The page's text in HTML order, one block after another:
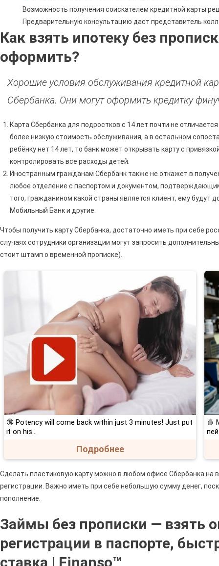
Возможность получения соискателем кредитной карты
Предварительную консультацию даст представитель
Как взять ипотеку без
оформить?
Хорошие условия обслуживания кредитной
Сбербанка. Они могут оформить кредитку
Карта Сбербанка для подростков с 14 лет почти не
более низкую стоимость обслуживания, а в остальном
ребёнку нет 14 лет, то банк может открывать карту с
контролировать все расходы детей.
Иностранным гражданам Сбербанк также не откажет в
любое отделение с паспортом и документом,
того, гражданином какой страны является клиент, ему будут
Мобильный Банк и другие.
Чтобы получить карту Сбербанка, достаточно иметь при себе
случаях сотрудники организации могут запросить
стоит штамп о временной прописке).
🔞 Potency will come back within just 3 minutes! Just put
it on his…
Подробнее
🩸
Сделать пластиковую карту можно в любом офисе Сбербанка на
регистрации. Важно иметь при себе небольшую сумму денег,
пополнение.
Займы без прописки — взять
регистрации в паспорте,
ставка | Finanso™